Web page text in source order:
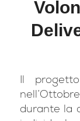
Il
durante la